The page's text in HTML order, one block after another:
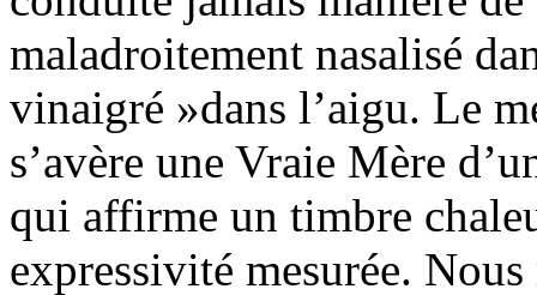
maladroitement nasalisé
vinaigré »dans l’aigu. Le
s’avère une Vraie Mère
qui affirme un timbre
expressivité mesurée.